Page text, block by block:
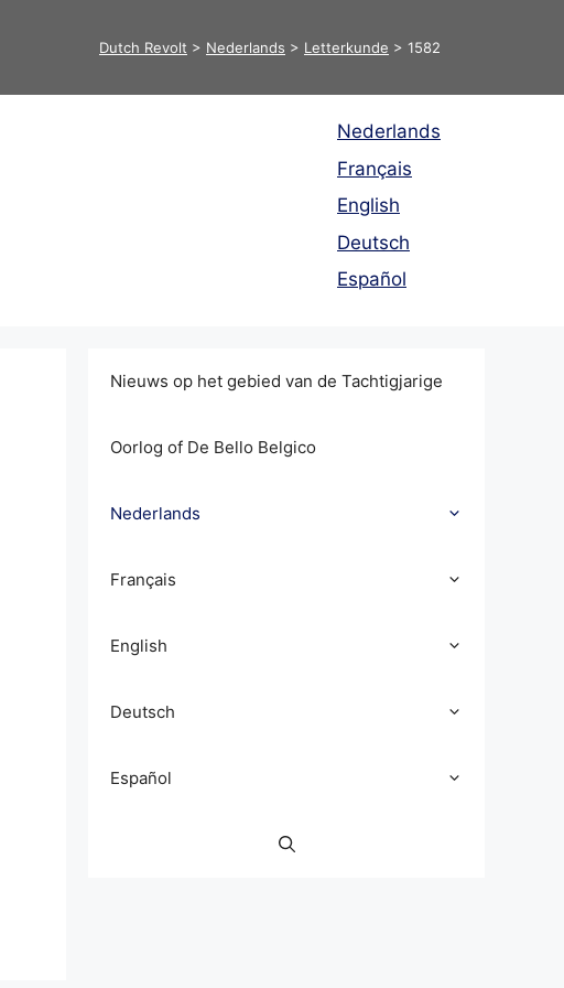
Dutch Revolt > Nederlands > Letterkunde > 1582
Nederlands
Français
English
Deutsch
Español
Nieuws op het gebied van de Tachtigjarige
Oorlog of De Bello Belgico
Nederlands
Français
English
Deutsch
Español